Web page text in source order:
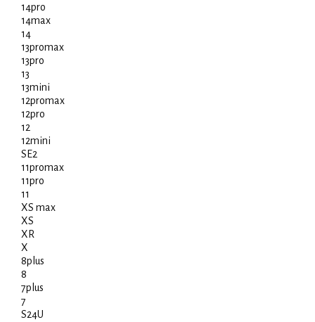
14pro
14max
14
13promax
13pro
13
13mini
12promax
12pro
12
12mini
SE2
11promax
11pro
11
XS max
XS
XR
X
8plus
8
7plus
7
S24U